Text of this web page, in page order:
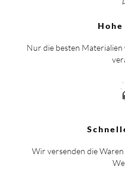
Nur die besten Materialien
Wir versenden die